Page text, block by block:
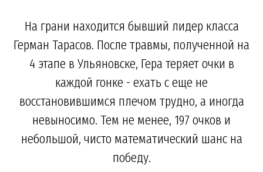
На грани находится бывший лидер класса
Герман Тарасов. После травмы, полученной на
4 этапе в Ульяновске, Гера теряет очки в
каждой гонке - ехать с еще не
восстановившимся плечом трудно, а иногда
невыносимо. Тем не менее, 197 очков и
небольшой, чисто математический шанс на
победу.